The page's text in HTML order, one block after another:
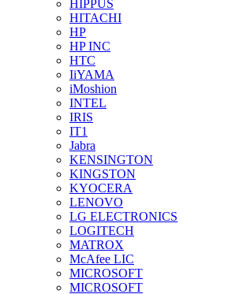
HIPPUS
HITACHI
HP
HP INC
HTC
IiYAMA
iMoshion
INTEL
IRIS
IT1
Jabra
KENSINGTON
KINGSTON
KYOCERA
LENOVO
LG ELECTRONICS
LOGITECH
MATROX
McAfee LIC
MICROSOFT
MICROSOFT